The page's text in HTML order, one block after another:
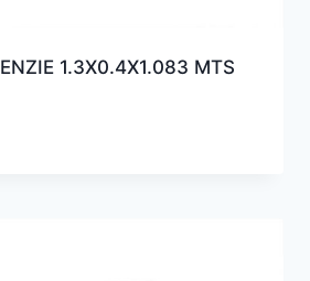
1.3X0.4X1.083 MTS